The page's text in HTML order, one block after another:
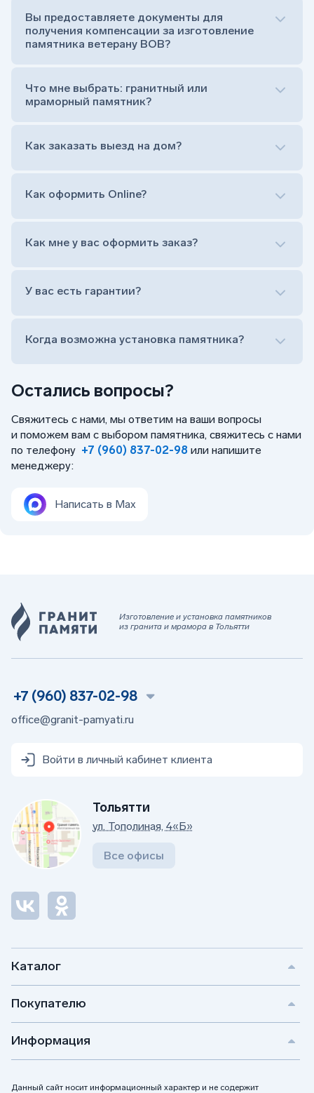
Остались вопросы?
Свяжитесь с нами, мы ответим на ваши вопросы
и поможем вам с выбором памятника, свяжитесь с нами
по телефону +7 (960) 837-02-98 или напишите
менеджеру:
Написать в Max
Тумба (постамент, на который при помощи
штыря устанавливается стела)
Цветник (обрамление могилки, бывает, что
Обработка и сверловка комплекта
Расположение символа веры (крестик или
на символ веры или вовсе портрет не рисовать)
прописной)
Вы предоставляете документы для
получения компенсации за изготовление
памятника ветерану ВОВ?
Что мне выбрать: гранитный или
мраморный памятник?
Как заказать выезд на дом?
Оформить заказ удаленно (online)
Заказать бесплатный выезд менеджера на дом
Как оформить Online?
Оформить заказ удаленно (online)
Заказать бесплатный выезд менеджера на дом
Как мне у вас оформить заказ?
У вас есть гарантии?
Когда возможна установка памятника?
Изготовление и установка памятников
из гранита и мрамора в Тольятти
Каталог
Покупателю
Информация
Данный сайт носит информационный характер и не содержит
+7 (960) 837-02-98
office@granit-pamyati.ru
Войти в личный кабинет клиента
Тольятти
ул. Тополиная, 4«Б»
Все офисы